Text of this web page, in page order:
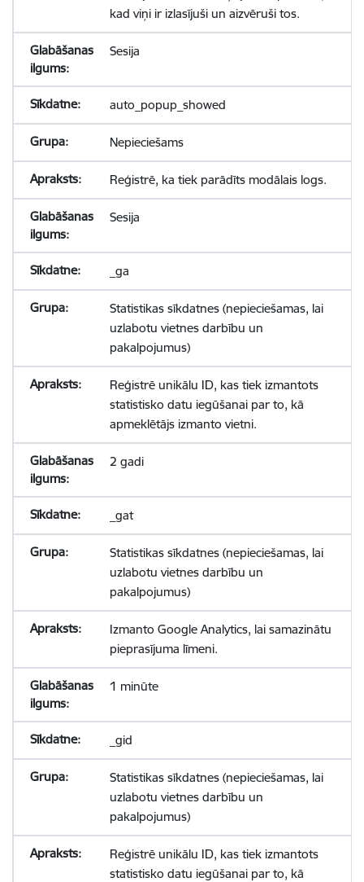
kad viņi ir izlasījuši un aizvēruši tos.
Sesija
auto_popup_showed
Nepieciešams
Reģistrē, ka tiek parādīts modālais logs.
Sesija
_ga
Statistikas sīkdatnes (nepieciešamas, lai
uzlabotu vietnes darbību un
pakalpojumus)
Reģistrē unikālu ID, kas tiek izmantots
statistisko datu iegūšanai par to, kā
apmeklētājs izmanto vietni.
2 gadi
_gat
Statistikas sīkdatnes (nepieciešamas, lai
uzlabotu vietnes darbību un
pakalpojumus)
Izmanto Google Analytics, lai samazinātu
pieprasījuma līmeni.
1 minūte
_gid
Statistikas sīkdatnes (nepieciešamas, lai
uzlabotu vietnes darbību un
pakalpojumus)
Reģistrē unikālu ID, kas tiek izmantots
statistisko datu iegūšanai par to, kā